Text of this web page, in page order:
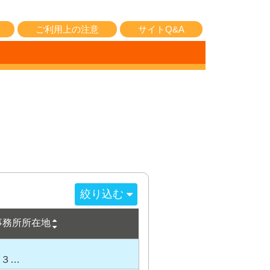
ご利用上の注意 サイトQ&A
絞り込む
務所所在地
３…